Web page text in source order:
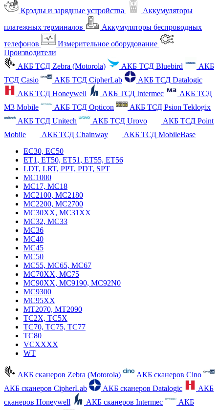
Крэдлы и зарядные устройства
Аккумуляторы
платежных терминалов
Аккумуляторы беспроводных
телефонов
Измерительное оборудование
Производители
АКБ ТСД Zebra (Motorola)
АКБ ТСД Bluebird
АКБ
ТСД Casio
АКБ ТСД CipherLab
АКБ ТСД Datalogic
АКБ ТСД Honeywell
АКБ ТСД Intermec
АКБ ТСД
M3 Mobile
АКБ ТСД Opticon
АКБ ТСД Psion Teklogix
АКБ ТСД Unitech
АКБ ТСД Urovo
АКБ ТСД Point
Mobile
АКБ ТСД Chainway
АКБ ТСД MobileBase
EC30, EC50
ET1, ET50, ET51, ET55, ET56
LDT, LRT, PPT, PDT, SPT
MC1000
MC17, MC18
MC2100, MC2180
MC2200, MC2700
MC30XX, MC31XX
MC32, MC33
MC36
MC40
MC45
MC50
MC55, MC65, MC67
MC70XX, MC75
MC90XX, MC9190, MC92N0
MC9300
MC95XX
MT2070, MT2090
TC2X, TC5X
TC70, TC75, TC77
TC80
VCXXXX
WT
АКБ сканеров Zebra (Motorola)
АКБ сканеров Cino
АКБ сканеров CipherLab
АКБ сканеров Datalogic
АКБ
сканеров Honeywell
АКБ сканеров Intermec
АКБ